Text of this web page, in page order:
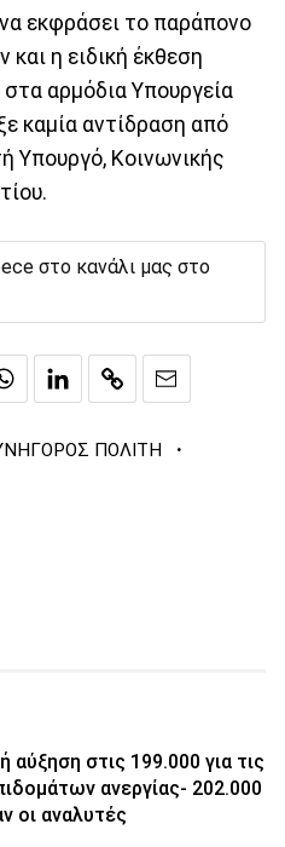
εκφράσει το παράπονο
και η ειδική έκθεση
αρμόδια Υπουργεία
καμία αντίδραση από
Υπουργό, Κοινωνικής
στο κανάλι μας στο
ΠΟΛΙΤΗ ·
αύξηση στις 199.000 για τις
ανεργίας- 202.000
οι αναλυτές